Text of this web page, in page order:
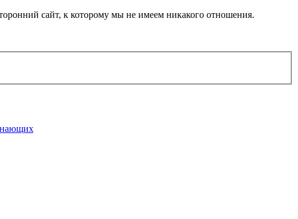
сайт, к которому мы не имеем никакого отношения.